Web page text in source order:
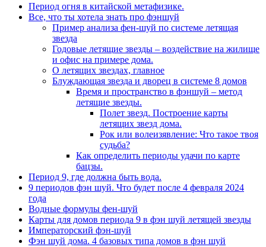
Период огня в китайской метафизике.
Все, что ты хотела знать про фэншуй
Пример анализа фен-шуй по системе летящая
звезда
Годовые летящие звезды – воздействие на жилище
и офис на примере дома.
О летящих звездах, главное
Блуждающая звезда и дворец в системе 8 домов
Время и пространство в фэншуй – метод
летящие звезды.
Полет звезд. Построение карты
летящих звезд дома.
Рок или волеизявление: Что такое твоя
судьба?
Как определить периоды удачи по карте
бацзы.
Период 9, где должна быть вода.
9 периодов фэн шуй. Что будет после 4 февраля 2024
года
Водные формулы фен-шуй
Карты для домов периода 9 в фэн шуй летящей звезды
Императорский фэн-шуй
Фэн шуй дома. 4 базовых типа домов в фэн шуй